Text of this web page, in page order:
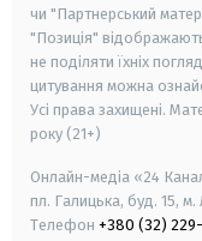
чи "Партнерський
"Позиція"
не поділяти їхніх
цитування можна
Усі права захищені.
року (21+)
Онлайн-медіа «24
пл. Галицька, буд. 15, м.
Телефон +380 (32)